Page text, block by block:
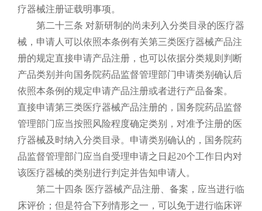
疗器械注册证载明事项。
第二十三条 对新研制的尚未列入分类目录的医疗器
械，申请人可以依照本条例有关第三类医疗器械产品注
册的规定直接申请产品注册，也可以依据分类规则判断
产品类别并向国务院药品监督管理部门申请类别确认后
依照本条例的规定申请产品注册或者进行产品备案。
直接申请第三类医疗器械产品注册的，国务院药品监督
管理部门应当按照风险程度确定类别，对准予注册的医
疗器械及时纳入分类目录。申请类别确认的，国务院药
品监督管理部门应当自受理申请之日起20个工作日内对
该医疗器械的类别进行判定并告知申请人。
第二十四条 医疗器械产品注册、备案，应当进行临
床评价；但是符合下列情形之一，可以免于进行临床评